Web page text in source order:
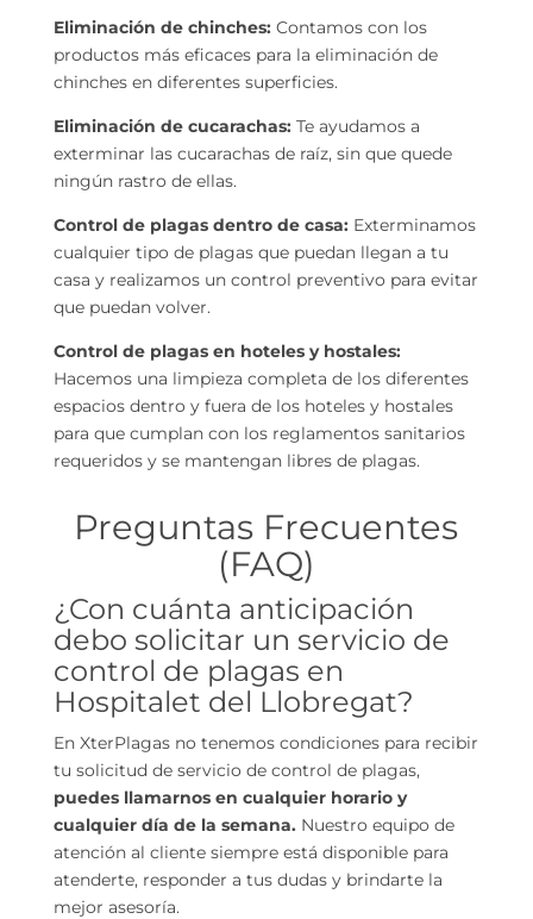
Eliminación de chinches: Contamos con los
productos más eficaces para la eliminación de
chinches en diferentes superficies.
Eliminación de cucarachas: Te ayudamos a
exterminar las cucarachas de raíz, sin que quede
ningún rastro de ellas.
Control de plagas dentro de casa: Exterminamos
cualquier tipo de plagas que puedan llegan a tu
casa y realizamos un control preventivo para evitar
que puedan volver.
Control de plagas en hoteles y hostales:
Hacemos una limpieza completa de los diferentes
espacios dentro y fuera de los hoteles y hostales
para que cumplan con los reglamentos sanitarios
requeridos y se mantengan libres de plagas.
Preguntas Frecuentes
(FAQ)
¿Con cuánta anticipación
debo solicitar un servicio de
control de plagas en
Hospitalet del Llobregat?
En XterPlagas no tenemos condiciones para recibir
tu solicitud de servicio de control de plagas,
puedes llamarnos en cualquier horario y
cualquier día de la semana. Nuestro equipo de
atención al cliente siempre está disponible para
atenderte, responder a tus dudas y brindarte la
mejor asesoría.